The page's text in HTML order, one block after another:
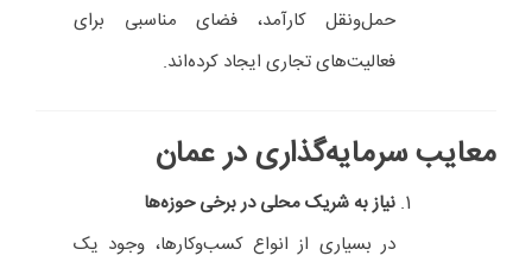
حمل‌ونقل کارآمد، فضای مناسبی برای
فعالیت‌های تجاری ایجاد کرده‌اند.
معایب سرمایه‌گذاری در عمان
نیاز به شریک محلی در برخی حوزه‌ها
در بسیاری از انواع کسب‌وکارها، وجود یک